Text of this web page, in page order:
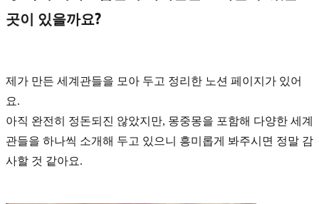
곳이 있을까요?
제가 만든 세계관들을 모아 두고 정리한 노션 페이지가 있어
요.
아직 완전히 정돈되진 않았지만, 몽중몽을 포함해 다양한 세계
관들을 하나씩 소개해 두고 있으니 흥미롭게 봐주시면 정말 감
사할 것 같아요.